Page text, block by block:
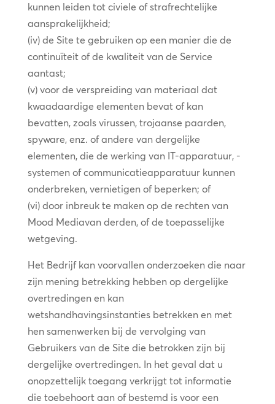
kunnen leiden tot civiele of strafrechtelijke
aansprakelijkheid;
(iv) de Site te gebruiken op een manier die de
continuïteit of de kwaliteit van de Service
aantast;
(v) voor de verspreiding van materiaal dat
kwaadaardige elementen bevat of kan
bevatten, zoals virussen, trojaanse paarden,
spyware, enz. of andere van dergelijke
elementen, die de werking van IT-apparatuur, -
systemen of communicatieapparatuur kunnen
onderbreken, vernietigen of beperken; of
(vi) door inbreuk te maken op de rechten van
Mood Mediavan derden, of de toepasselijke
wetgeving.
Het Bedrijf kan voorvallen onderzoeken die naar
zijn mening betrekking hebben op dergelijke
overtredingen en kan
wetshandhavingsinstanties betrekken en met
hen samenwerken bij de vervolging van
Gebruikers van de Site die betrokken zijn bij
dergelijke overtredingen. In het geval dat u
onopzettelijk toegang verkrijgt tot informatie
die toebehoort aan of bestemd is voor een